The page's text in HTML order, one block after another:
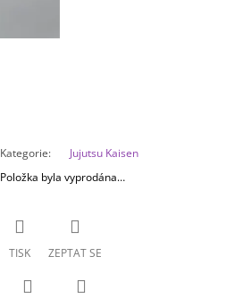
Kategorie:
Jujutsu Kaisen
Položka byla vyprodána…
TISK ZEPTAT SE